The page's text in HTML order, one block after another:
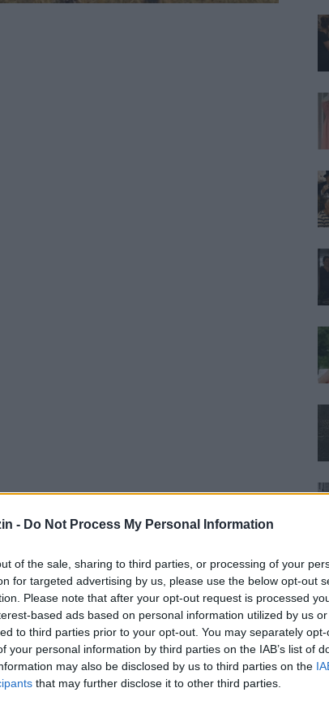
- Do Not Process My Personal Information
of the sale, sharing to third parties, or processing of your
for targeted advertising by us, please use the below opt-out
Please note that after your opt-out request is processed
based ads based on personal information utilized by us
to third parties prior to your opt-out. You may separately
your personal information by third parties on the IAB’s list of
may also be disclosed by us to third parties on the
that may further disclose it to other third parties.